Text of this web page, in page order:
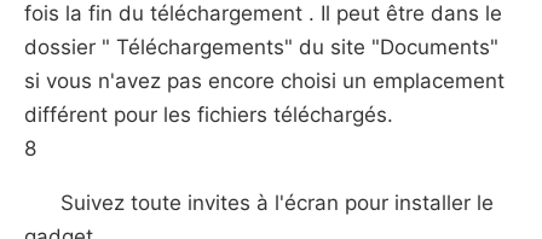
fois la fin du téléchargement . Il peut être dans le
dossier " Téléchargements" du site "Documents"
si vous n'avez pas encore choisi un emplacement
différent pour les fichiers téléchargés.
8
Suivez toute invites à l'écran pour installer le